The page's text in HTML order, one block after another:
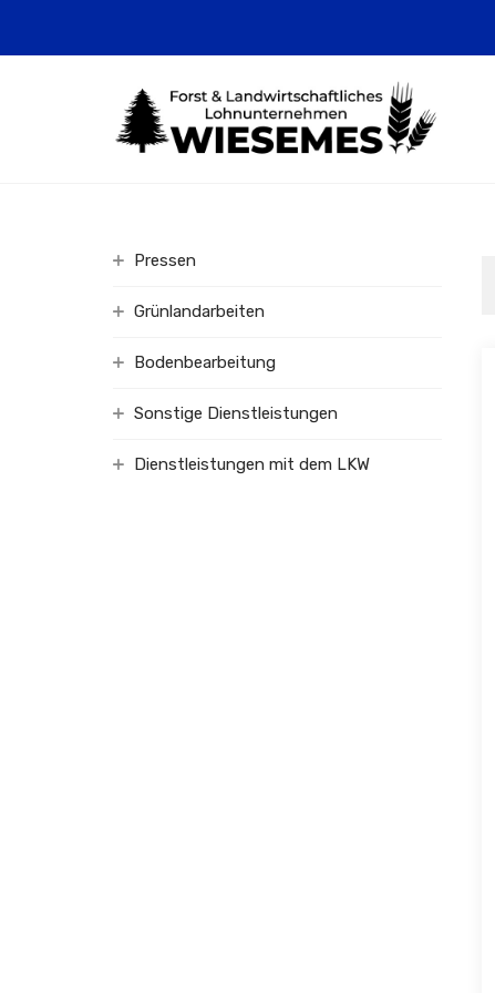
Pressen
Grünlandarbeiten
Bodenbearbeitung
Sonstige Dienstleistungen
Dienstleistungen mit dem LKW